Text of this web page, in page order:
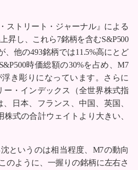
ストリート・ジャーナル』による
昇し、これら7銘柄を含むS&P500
、他の493銘柄では11.5%高にとど
時価総額の30%を占め、M7
き彫りになっています。さらに
ー・インデックス（全世界株式指
日本、フランス、中国、英国、
株式の合計ウェイトより大きい、
というのは相当程度、M7の動向
のように、一握りの銘柄に左右さ